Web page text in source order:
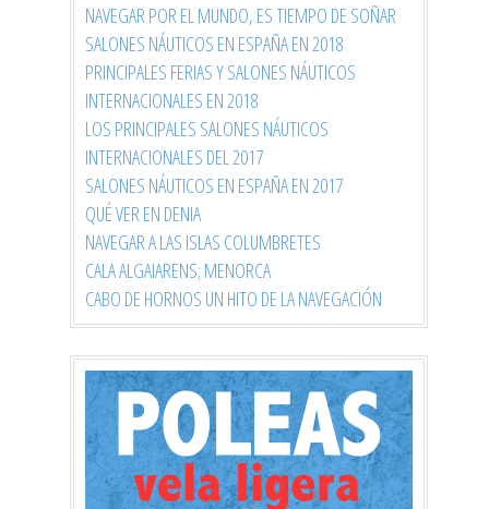
NAVEGAR POR EL MUNDO, ES TIEMPO DE SOÑAR
SALONES NÁUTICOS EN ESPAÑA EN 2018
PRINCIPALES FERIAS Y SALONES NÁUTICOS
INTERNACIONALES EN 2018
LOS PRINCIPALES SALONES NÁUTICOS
INTERNACIONALES DEL 2017
SALONES NÁUTICOS EN ESPAÑA EN 2017
QUÉ VER EN DENIA
NAVEGAR A LAS ISLAS COLUMBRETES
CALA ALGAIARENS; MENORCA
CABO DE HORNOS UN HITO DE LA NAVEGACIÓN